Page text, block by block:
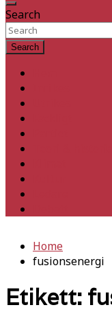
Search
Search
Home
fusionsenergi
Etikett: